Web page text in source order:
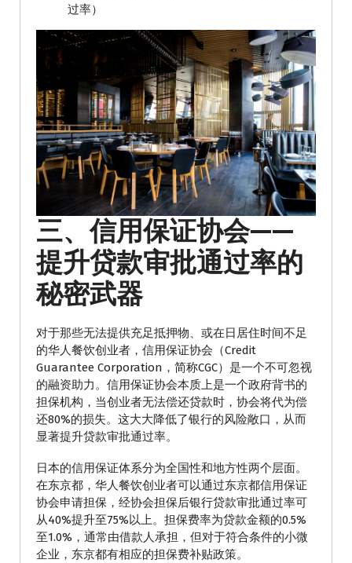
过率）
三、信用保证协会——
提升贷款审批通过率的
秘密武器
对于那些无法提供充足抵押物、或在日居住时间不足
的华人餐饮创业者，信用保证协会（Credit
Guarantee Corporation，简称CGC）是一个不可忽视
的融资助力。信用保证协会本质上是一个政府背书的
担保机构，当创业者无法偿还贷款时，协会将代为偿
还80%的损失。这大大降低了银行的风险敞口，从而
显著提升贷款审批通过率。
日本的信用保证体系分为全国性和地方性两个层面。
在东京都，华人餐饮创业者可以通过东京都信用保证
协会申请担保，经协会担保后银行贷款审批通过率可
从40%提升至75%以上。担保费率为贷款金额的0.5%
至1.0%，通常由借款人承担，但对于符合条件的小微
企业，东京都有相应的担保费补贴政策。